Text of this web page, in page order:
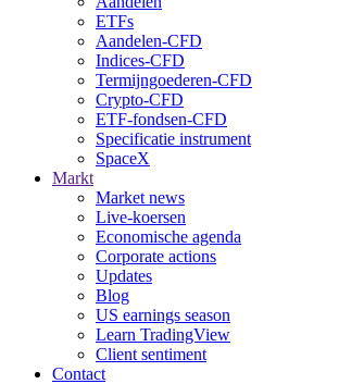
ETFs
Aandelen-CFD
Indices-CFD
Termijngoederen-CFD
Crypto-CFD
ETF-fondsen-CFD
Specificatie instrument
SpaceX
Markt
Market news
Live-koersen
Economische agenda
Corporate actions
Updates
Blog
US earnings season
Learn TradingView
Client sentiment
Contact